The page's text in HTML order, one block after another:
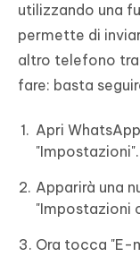
utilizzando una
permette di
altro telefono
fare: basta
Apri
"Impostazioni".
Apparirà una
"Impostazioni
Ora tocca "E-